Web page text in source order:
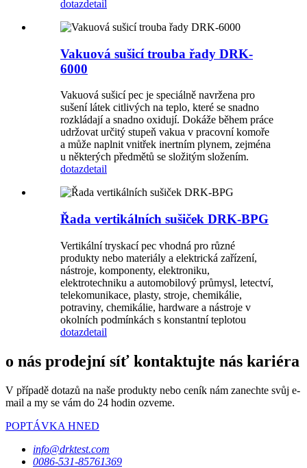
dotazdetail
Vakuová sušicí trouba řady DRK-
6000
Vakuová sušicí pec je speciálně navržena pro
sušení látek citlivých na teplo, které se snadno
rozkládají a snadno oxidují. Dokáže během práce
udržovat určitý stupeň vakua v pracovní komoře
a může naplnit vnitřek inertním plynem, zejména
u některých předmětů se složitým složením.
dotazdetail
Řada vertikálních sušiček DRK-BPG
Vertikální tryskací pec vhodná pro různé
produkty nebo materiály a elektrická zařízení,
nástroje, komponenty, elektroniku,
elektrotechniku ​​a automobilový průmysl, letectví,
telekomunikace, plasty, stroje, chemikálie,
potraviny, chemikálie, hardware a nástroje v
okolních podmínkách s konstantní teplotou
dotazdetail
o nás prodejní síť kontaktujte nás kariéra
V případě dotazů na naše produkty nebo ceník nám zanechte svůj e-
mail a my se vám do 24 hodin ozveme.
POPTÁVKA HNED
info@drktest.com
0086-531-85761369